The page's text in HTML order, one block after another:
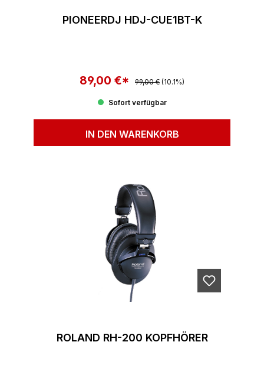
PIONEERDJ HDJ-CUE1BT-K
Verkaufspreis:
89,00 €* Regulärer Preis:
99,00 € (10.1%)
Sofort verfügbar
IN DEN WARENKORB
ROLAND RH-200 KOPFHÖRER